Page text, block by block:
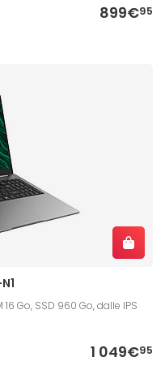
899€95
Go, SSD 960 Go, dalle IPS
1 049€95